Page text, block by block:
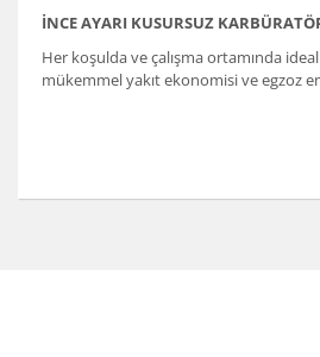
İNCE AYARI KUSURSUZ
Her koşulda ve çalışma ortamında ideal
mükemmel yakıt ekonomisi ve egzoz